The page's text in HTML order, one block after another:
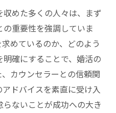
めた多くの人々は、まず
重要性を強調していま
めているのか、どのよう
確にすることで、婚活の
カウンセラーとの信頼関
ドバイスを素直に受け入
ないことが成功への大き